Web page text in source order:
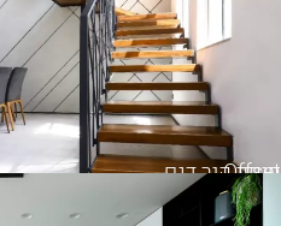
חיפוי קיר דגם
Offset